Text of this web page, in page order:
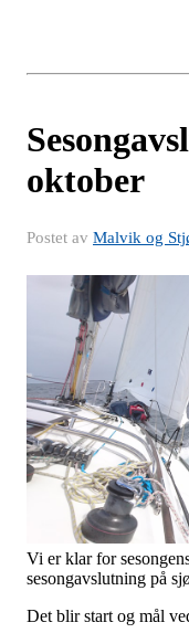
oktober
Postet av Malvik og
Vi er klar for
sesongavslutning på
Det blir start og mål